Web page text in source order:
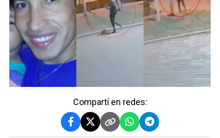
Compartí en redes: